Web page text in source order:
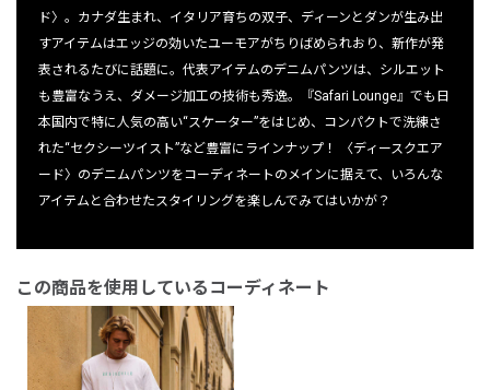
ド〉。カナダ生まれ、イタリア育ちの双子、ディーンとダンが生み出
すアイテムはエッジの効いたユーモアがちりばめられおり、新作が発
表されるたびに話題に。代表アイテムのデニムパンツは、シルエット
も豊富なうえ、ダメージ加工の技術も秀逸。『Safari Lounge』でも日
本国内で特に人気の高い“スケーター”をはじめ、コンパクトで洗練さ
れた“セクシーツイスト”など豊富にラインナップ！ 〈ディースクエア
ード〉のデニムパンツをコーディネートのメインに据えて、いろんな
アイテムと合わせたスタイリングを楽しんでみてはいかが？
この商品を使用しているコーディネート